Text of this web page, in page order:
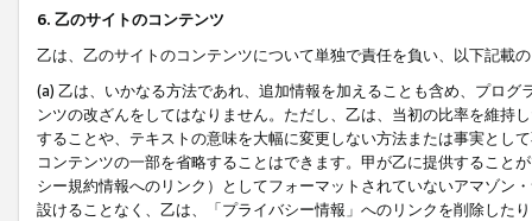
6. 乙のサイトのコンテンツ
乙は、乙のサイトのコンテンツについて単独で責任を負い、以下記載
(a) 乙は、いかなる方法であれ、追加情報を加えることも含め、プロ
ンツの改ざんをしてはなりません。ただし、乙は、当初の比率を維持
することや、テキストの意味を大幅に変更しない方法または事実とし
コンテンツの一部を省略することはできます。甲が乙に提供すること
シー規約情報へのリンク）としてフォーマットされていないアマゾン
設けることなく、乙は、「プライバシー情報」へのリンクを削除した